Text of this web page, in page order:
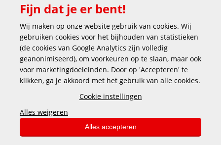
Veilig en gemakkelijk betalen
Fijn dat je er bent!
Wij maken op onze website gebruik van cookies. Wij
gebruiken cookies voor het bijhouden van statistieken
(de cookies van Google Analytics zijn volledig
geanonimiseerd), om voorkeuren op te slaan, maar ook
voor marketingdoeleinden. Door op 'Accepteren' te
klikken, ga je akkoord met het gebruik van alle cookies.
Cookie instellingen
Alles weigeren
Alles accepteren